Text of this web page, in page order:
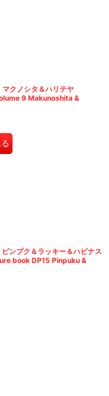
クノシタ＆ハリテヤ
9 Makunoshita &
ンプク＆ラッキー＆ハピナス
book DP15 Pinpuku &